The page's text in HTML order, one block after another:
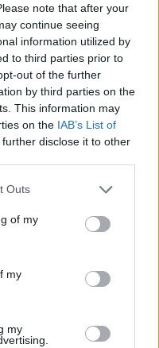
note that after your
continue seeing
information utilized by
to third parties prior to
out of the further
by third parties on the
This information may
on the IAB’s List of
disclose it to other
Outs
of my
my
my
hur
statsministern
deras utsago
eftersom det
än seriös debatt.